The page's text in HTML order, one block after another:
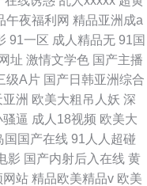
午夜福利网 精品亚洲成a
91一区 成人精品无 91国
址 激情文学色 国产主播
级A片 国产日韩亚洲综合
洲 欧美大粗吊人妖 深
逼 成人18视频 欧美大
国国产在线 91人人超碰
影 国产内射后入在线 黄
网站 精品欧美精品v 欧美